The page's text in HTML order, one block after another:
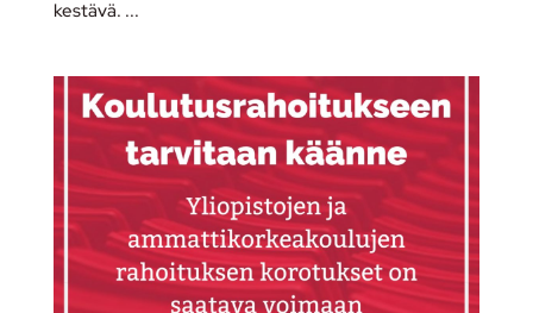
kestävä. ...